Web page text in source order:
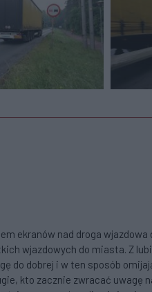
ekranów nad droga wjazdowa
wjazdowych do miasta. Z
do dobrej i w ten sposób
kto zacznie zwracać uwagę